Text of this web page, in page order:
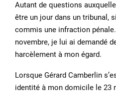
Autant de questions
être un jour dans un tribunal,
commis une infraction
novembre, je lui ai demandé
harcèlement à mon égard.
Lorsque Gérard Camberlin
identité à mon domicile le 23